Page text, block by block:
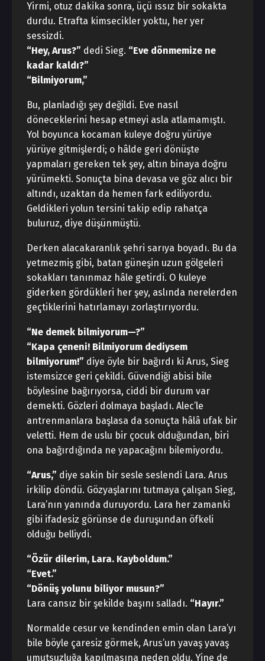
Yirmi, otuz dakika sonra, üçü ıssız bir sokakta
durdu. Etrafta kimsecikler yoktu, her yer
sessizdi.
“Hey, Arus?” dedi Sieg. “Eve dönmemize ne
kadar kaldı?”
“Bilmiyorum,”
Bu, planladığı şey değildi. Eve nasıl
döneceklerini hesap etmeyi asla atlamamıştı.
Yol boyunca kocaman kuleye doğru yürüye
yürüye gitmişlerdi; o hâlde geri dönüşte
yapmaları gereken tek şey, altın binaya doğru
yürümekti. Sonuçta bina devasa ve göz alıcı bir
altındı, uzaktan da hemen fark ediliyordu.
Geldikleri yolun tersini takip edip rahatça
buluruz, diye düşünmüştü.
Derken alacakaranlık şehri sarıya boyadı. Bu da
yetmezmiş gibi, batan güneşin uzun gölgeleri
sokakları tanınmaz hâle getirdi. O kuleye
giderken gördükleri her şey, aslında nerelerden
geçtiklerini hatırlamayı zorlaştırıyordu.
“Ne demek bilmiyorum—?”
“Kapa çeneni! Bilmiyorum dediysem
bilmiyorum!” diye öyle bir bağırdı ki Arus, Sieg
istemsizce geri çekildi. Güvendiği abisi bile
böylesine bağırıyorsa, ciddi bir durum var
demekti. Gözleri dolmaya başladı. Alec’le
antrenmanlara başlasa da sonuçta hâlâ ufak bir
veletti. Hem de uslu bir çocuk olduğundan, biri
ona bağırdığında ne yapacağını bilemiyordu.
“Arus,” diye sakin bir sesle seslendi Lara. Arus
irkilip döndü. Gözyaşlarını tutmaya çalışan Sieg,
Lara’nın yanında duruyordu. Lara her zamanki
gibi ifadesiz görünse de duruşundan öfkeli
olduğu belliydi.
“Özür dilerim, Lara. Kayboldum.”
“Evet.”
“Dönüş yolunu biliyor musun?”
Lara cansız bir şekilde başını salladı. “Hayır.”
Normalde cesur ve kendinden emin olan Lara’yı
bile böyle çaresiz görmek, Arus’un yavaş yavaş
umutsuzluğa kapılmasına neden oldu. Yine de